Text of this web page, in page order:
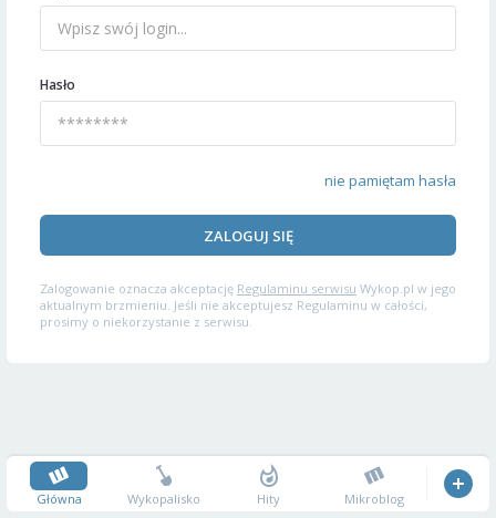
Hasło
nie pamiętam hasła
ZALOGUJ SIĘ
Zalogowanie oznacza akceptację Regulaminu serwisu Wykop.pl w jego
aktualnym brzmieniu. Jeśli nie akceptujesz Regulaminu w całości,
prosimy o niekorzystanie z serwisu.
Główna Wykopalisko Hity Mikroblog